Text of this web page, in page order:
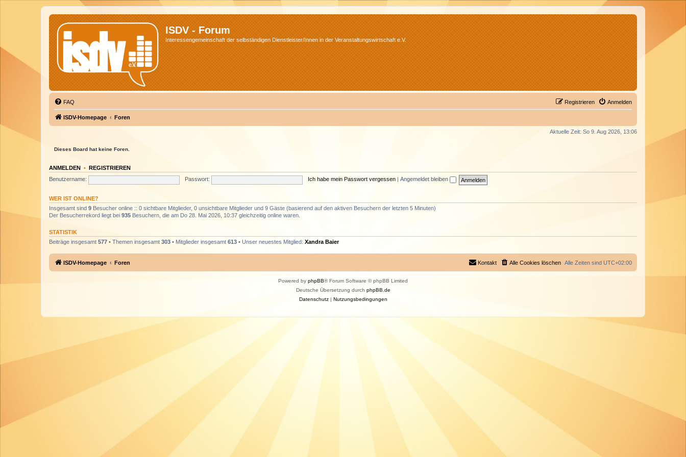
ISDV - Forum
Interessengemeinschaft der selbständigen Dienstleister/Innen in der Veranstaltungswirtschaft e.V.
FAQ Anmelden
Registrieren
ISDV-Homepage Foren
Aktuelle Zeit: So 9. Aug 2026, 13:06
Dieses Board hat keine Foren.
ANMELDEN • REGISTRIEREN
Benutzername:
Passwort: Ich habe mein Passwort vergessen Angemeldet bleiben
WER IST ONLINE?
Insgesamt sind 9 Besucher online :: 0 sichtbare Mitglieder, 0 unsichtbare Mitglieder und 9 Gäste (basierend auf den aktiven Besuchern der letzten 5 Minuten)
Der Besucherrekord liegt bei 935 Besuchern, die am Do 28. Mai 2026, 10:37 gleichzeitig online waren.
STATISTIK
Beiträge insgesamt 577 • Themen insgesamt 303 • Mitglieder insgesamt 613 • Unser neuestes Mitglied: Xandra Baier
ISDV-Homepage Foren Alle Zeiten sind UTC+02:00
Alle Cookies löschen
Kontakt
Powered by phpBB® Forum Software © phpBB Limited
Deutsche Übersetzung durch phpBB.de
Datenschutz| Nutzungsbedingungen